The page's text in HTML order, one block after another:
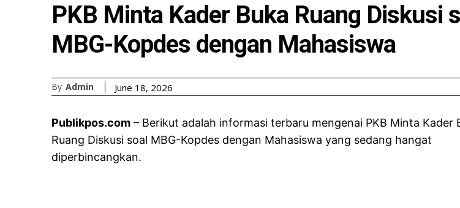
PKB Minta Kader Buka Ruang Diskusi
MBG-Kopdes dengan Mahasiswa
By Admin June 18, 2026
Publikpos.com – Berikut adalah informasi terbaru mengenai PKB Minta Kader
Ruang Diskusi soal MBG-Kopdes dengan Mahasiswa yang sedang hangat
diperbincangkan.